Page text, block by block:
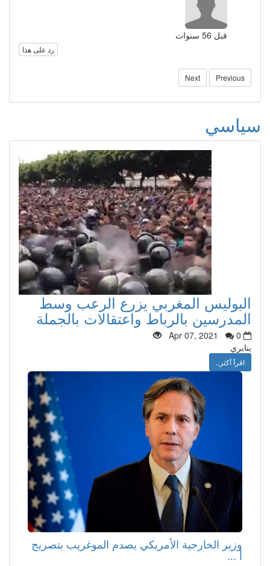
قبل 56 سنوات
رد على هذا
Previous
Next
سياسي
البوليس المغربي يزرع الرعب وسط
المدرسين بالرباط واعتقالات بالجملة
Apr 07, 2021
0
ينايري
اقرأ أكثر..
وزير الخارجية الأمريكي يصدم الموغريب بتصريح
أ ...